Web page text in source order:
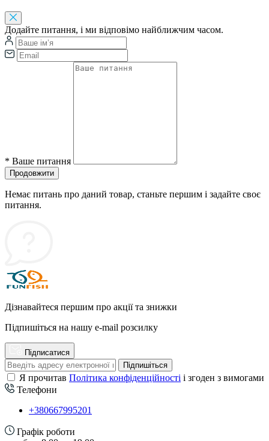
Додайте питання, і ми відповімо найближчим часом.
* Ваше питання
Продовжити
Немає питань про даний товар, станьте першим і задайте своє
питання.
Дізнавайтеся першим про акції та знижки
Підпишіться на нашу e-mail розсилку
Підписатися
Підпишіться
Я прочитав Політика конфіденційності і згоден з вимогами
Телефони
+380667995201
Графік роботи